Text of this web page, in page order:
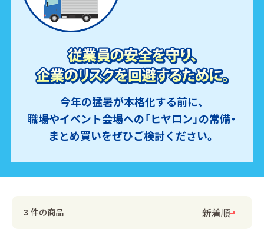
今年の猛暑が本格化する前に、
職場やイベント会場への「ヒヤロン」の常備・
まとめ買いをぜひご検討ください。
3 件の商品 新着順